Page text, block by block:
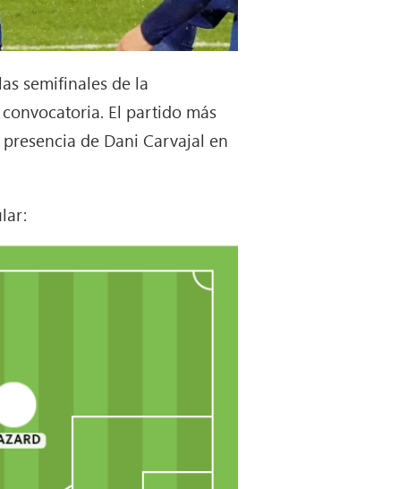
semifinales de la
El partido más
de Dani Carvajal en